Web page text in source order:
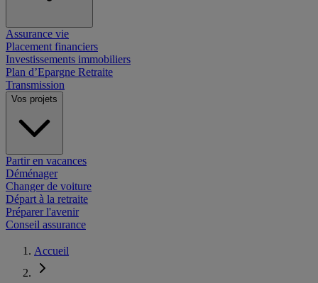
Assurance vie
Placement financiers
Investissements immobiliers
Plan d’Epargne Retraite
Transmission
Vos projets
Partir en vacances
Déménager
Changer de voiture
Départ à la retraite
Préparer l'avenir
Conseil assurance
Accueil